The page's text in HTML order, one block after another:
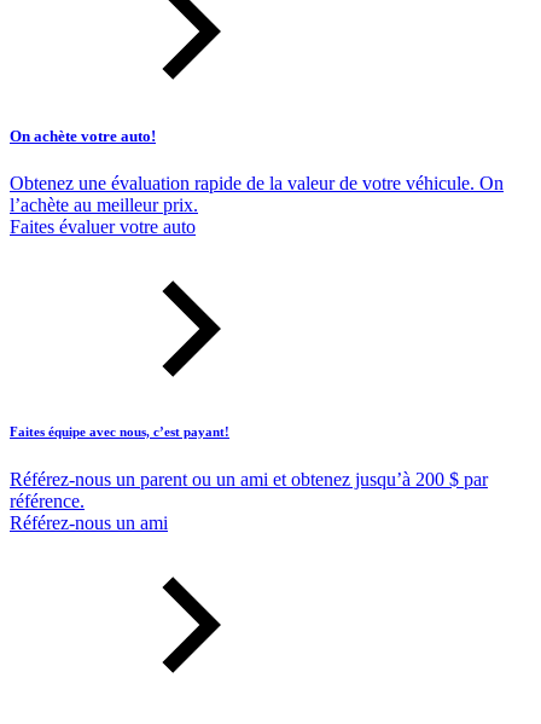
On achète votre auto!
Obtenez une évaluation rapide de la valeur de votre véhicule. On
l’achète au meilleur prix.
Faites évaluer votre auto
Faites équipe avec nous, c’est payant!
Référez-nous un parent ou un ami et obtenez jusqu’à 200 $ par
référence.
Référez-nous un ami